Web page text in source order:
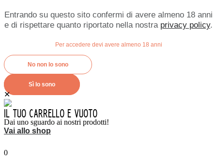
Entrando su questo sito confermi di avere almeno 18 anni
e di rispettare quanto riportato nella nostra privacy policy.
Per accedere devi avere almeno 18 anni
No non lo sono
Sì lo sono
✕
Il tuo carrello è vuoto
Dai uno sguardo ai nostri prodotti!
Vai allo shop
0